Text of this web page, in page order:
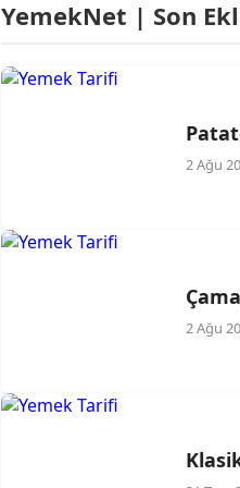
YemekNet | Son
2 Ağu
2 Ağu